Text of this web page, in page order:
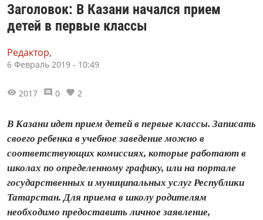
Заголовок: В Казани начался прием
детей в первые классы
Редактор,
6 Февраль 2019 - 10:49
2017 0 2
В Казани идет прием детей в первые классы. Записать
своего ребенка в учебное заведение можно в
соответствующих комиссиях, которые работают в
школах по определенному графику, или на портале
государственных и муниципальных услуг Республики
Татарстан. Для приема в школу родителям
необходимо предоставить личное заявление,